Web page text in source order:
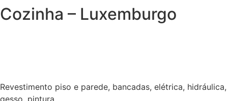
Cozinha – Luxemburgo
Revestimento piso e parede, bancadas, elétrica, hidráulica,
gesso, pintura